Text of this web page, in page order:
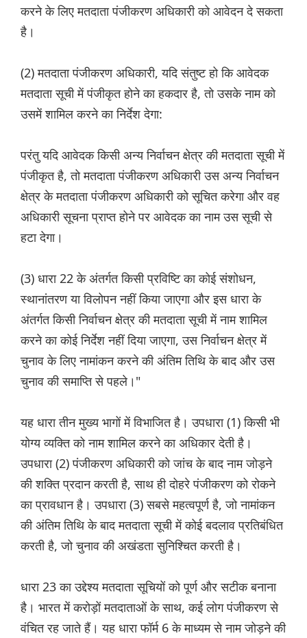
करने के लिए मतदाता पंजीकरण अधिकारी को आवेदन दे सकता
है।
(2) मतदाता पंजीकरण अधिकारी, यदि संतुष्ट हो कि आवेदक
मतदाता सूची में पंजीकृत होने का हकदार है, तो उसके नाम को
उसमें शामिल करने का निर्देश देगा:
परंतु यदि आवेदक किसी अन्य निर्वाचन क्षेत्र की मतदाता सूची में
पंजीकृत है, तो मतदाता पंजीकरण अधिकारी उस अन्य निर्वाचन
क्षेत्र के मतदाता पंजीकरण अधिकारी को सूचित करेगा और वह
अधिकारी सूचना प्राप्त होने पर आवेदक का नाम उस सूची से
हटा देगा।
(3) धारा 22 के अंतर्गत किसी प्रविष्टि का कोई संशोधन,
स्थानांतरण या विलोपन नहीं किया जाएगा और इस धारा के
अंतर्गत किसी निर्वाचन क्षेत्र की मतदाता सूची में नाम शामिल
करने का कोई निर्देश नहीं दिया जाएगा, उस निर्वाचन क्षेत्र में
चुनाव के लिए नामांकन करने की अंतिम तिथि के बाद और उस
चुनाव की समाप्ति से पहले।"
यह धारा तीन मुख्य भागों में विभाजित है। उपधारा (1) किसी भी
योग्य व्यक्ति को नाम शामिल करने का अधिकार देती है।
उपधारा (2) पंजीकरण अधिकारी को जांच के बाद नाम जोड़ने
की शक्ति प्रदान करती है, साथ ही दोहरे पंजीकरण को रोकने
का प्रावधान है। उपधारा (3) सबसे महत्वपूर्ण है, जो नामांकन
की अंतिम तिथि के बाद मतदाता सूची में कोई बदलाव प्रतिबंधित
करती है, जो चुनाव की अखंडता सुनिश्चित करती है।
धारा 23 का उद्देश्य मतदाता सूचियों को पूर्ण और सटीक बनाना
है। भारत में करोड़ों मतदाताओं के साथ, कई लोग पंजीकरण से
वंचित रह जाते हैं। यह धारा फॉर्म 6 के माध्यम से नाम जोड़ने की